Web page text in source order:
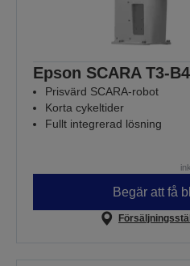
Epson SCARA T3-
Prisvärd SCARA-robot
Korta cykeltider
Fullt integrerad lösning
Begär att få